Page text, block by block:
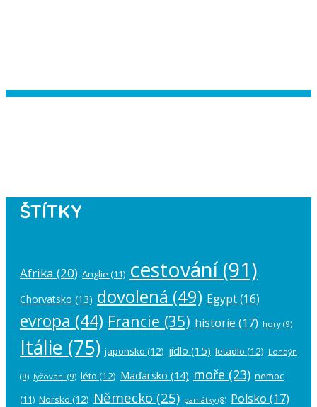
ŠTÍTKY
Afrika (20) Anglie (11) cestování(91)
Chorvatsko (13) dovolená (49) Egypt(16)
evropa (44) Francie (35) historie (17) hory (9)
Itálie (75) japonsko (12) jídlo (15) letadlo (12) Londýn
(9) lyžování (9) léto (12) Maďarsko (14) moře (23) nemoc
(11) Norsko (12) Německo (25) památky(8) Polsko (17)